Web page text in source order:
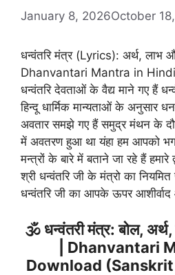
January 8, 2026October
धन्वंतरि मंत्र (Lyrics): अर्थ, लाभ
Dhanvantari Mantra in Hindi
धन्वंतरि देवताओं के वैद्य माने गए हैं
हिन्दू धार्मिक मान्यताओं के अनुसार
अवतार समझे गए हैं समुद्र मंथन के
में अवतरण हुआ था यंहा हम आपको
मन्त्रों के बारे में बताने जा रहे हैं हमारे
श्री धन्वंतरि जी के मंत्रो का
धन्वंतरि जी का आपके ऊपर आशीर्वाद
🕉️ धन्वंतरी मंत्र: बोल,
| Dhanvantari
Download